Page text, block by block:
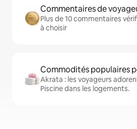
Commentaires de
Plus de 10 commentaires
à choisir
Commodités populaires
Akrata : les voyageurs
Piscine dans les logements.